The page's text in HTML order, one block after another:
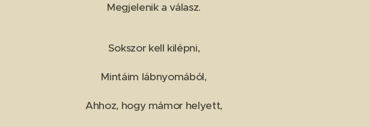
Megjelenik a válasz.
Sokszor kell kilépni,
Mintáim lábnyomából,
Ahhoz, hogy mámor helyett,